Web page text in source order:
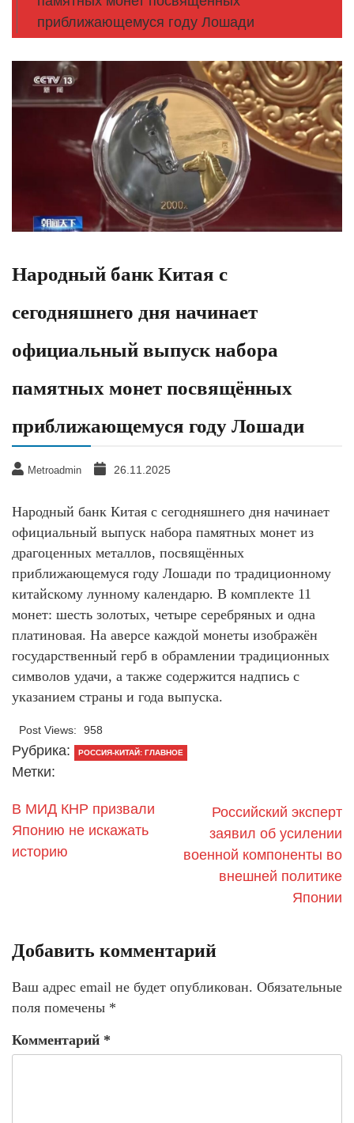
приближающемуся году Лошади
Народный банк Китая с
сегодняшнего дня начинает
официальный выпуск набора
памятных монет посвящённых
приближающемуся году Лошади
Metroadmin 26.11.2025
Народный банк Китая с сегодняшнего дня начинает
официальный выпуск набора памятных монет из
драгоценных металлов, посвящённых
приближающемуся году Лошади по традиционному
китайскому лунному календарю. В комплекте 11
монет: шесть золотых, четыре серебряных и одна
платиновая. На аверсе каждой монеты изображён
государственный герб в обрамлении традиционных
символов удачи, а также содержится надпись с
указанием страны и года выпуска.
Post Views: 958
Рубрика: РОССИЯ-КИТАЙ: ГЛАВНОЕ
Метки:
В МИД КНР призвали
Японию не искажать
историю
Российский эксперт
заявил об усилении
военной компоненты во
внешней политике
Японии
Добавить комментарий
Ваш адрес email не будет опубликован. Обязательные
поля помечены *
Комментарий *